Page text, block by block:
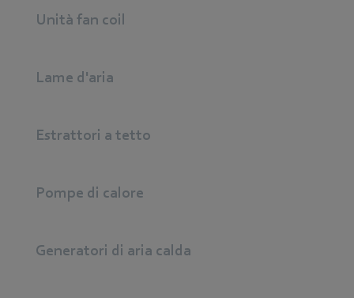
Unità fan coil
Lame d'aria
Estrattori a tetto
Pompe di calore
Generatori di aria calda